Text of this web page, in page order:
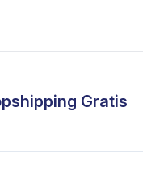
Gratis